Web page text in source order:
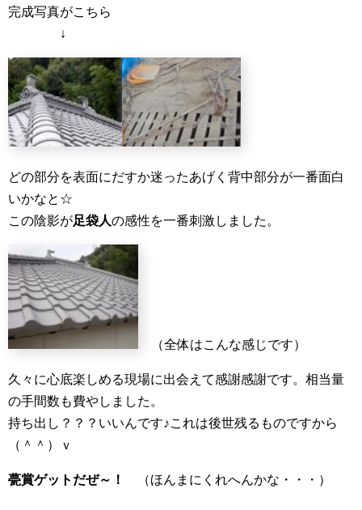
完成写真がこちら
↓
どの部分を表面にだすか迷ったあげく背中部分が一番面白
いかなと☆
この陰影が足袋人の感性を一番刺激しました。
（全体はこんな感じです）
久々に心底楽しめる現場に出会えて感謝感謝です。相当量
の手間数も費やしました。
持ち出し？？？いいんです♪これは後世残るものですから
（＾＾）ｖ
甍賞ゲットだぜ～！ （ほんまにくれへんかな・・・）